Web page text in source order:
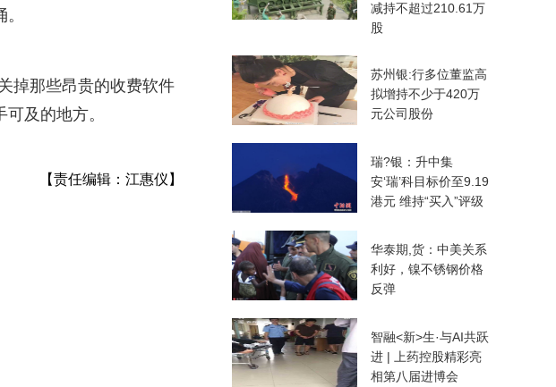
掉那些昂贵的收费软件
及的地方。
【责任编辑：江惠仪】
减持不超过210.61万
股
苏州银:行多位董监高
拟增持不少于420万
元公司股份
瑞?银：升中集
安‘瑞’科目标价至9.19
港元 维持“买入”评级
华泰期,货：中美关系
利好，镍不锈钢价格
反弹
智融<新>生·与AI共跃
进 | 上药控股精彩亮
相第八届进博会